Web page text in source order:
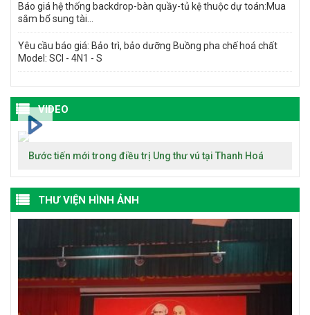
Báo giá hệ thống backdrop-bàn quầy-tủ kệ thuộc dự toán:Mua
sắm bổ sung tài...
Yêu cầu báo giá: Bảo trì, bảo dưỡng Buồng pha chế hoá chất
Model: SCI - 4N1 - S
VIDEO
Bước tiến mới trong điều trị Ung thư vú tại Thanh Hoá
THƯ VIỆN HÌNH ẢNH